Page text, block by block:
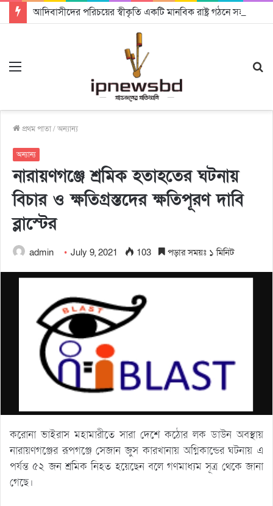
প্রথম পাতা/অন্যান্য
অন্যান্য
নারায়ণগঞ্জে শ্রমিক হতাহতের ঘটনায়
বিচার ও ক্ষতিগ্রস্তদের ক্ষতিপূরণ দাবি
ব্লাস্টের
admin July 9, 2021 103 পড়ার সময়ঃ ১ মিনিট
করোনা ভাইরাস মহামারীতে সারা দেশে কঠোর লক ডাউন অবস্থায়
নারায়ণগঞ্জের রূপগঞ্জে সেজান জুস কারখানায় অগ্নিকান্ডের ঘটনায় এ
পর্যন্ত ৫২ জন শ্রমিক নিহত হয়েছেন বলে গণমাধ্যম সূত্র থেকে জানা
গেছে।